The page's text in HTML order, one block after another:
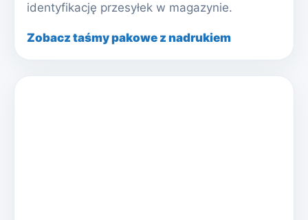
identyfikację przesyłek w magazynie.
Zobacz taśmy pakowe z nadrukiem